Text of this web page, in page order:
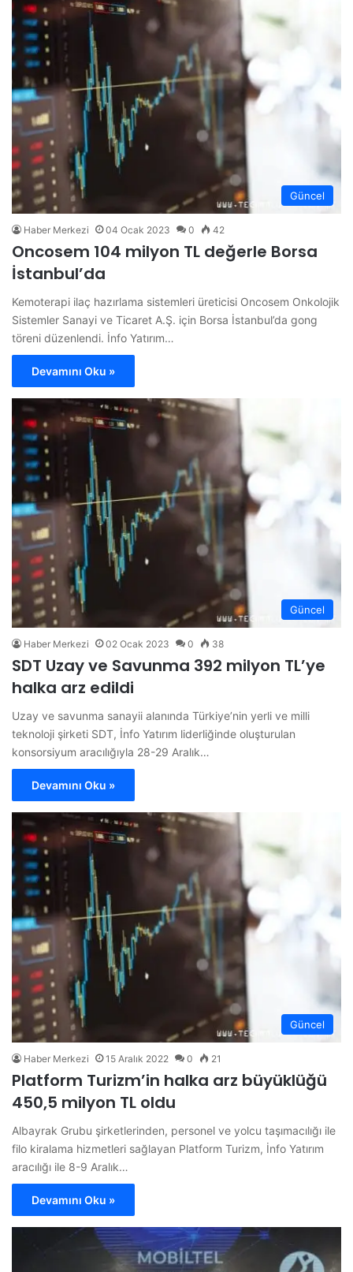
Güncel
Haber Merkezi 04 Ocak 2023 0 42
Oncosem 104 milyon TL değerle Borsa
İstanbul’da
Kemoterapi ilaç hazırlama sistemleri üreticisi Oncosem Onkolojik
Sistemler Sanayi ve Ticaret A.Ş. için Borsa İstanbul’da gong
töreni düzenlendi. İnfo Yatırım…
Devamını Oku »
Güncel
Haber Merkezi 02 Ocak 2023 0 38
SDT Uzay ve Savunma 392 milyon TL’ye
halka arz edildi
Uzay ve savunma sanayii alanında Türkiye’nin yerli ve milli
teknoloji şirketi SDT, İnfo Yatırım liderliğinde oluşturulan
konsorsiyum aracılığıyla 28-29 Aralık…
Devamını Oku »
Güncel
Haber Merkezi 15 Aralık 2022 0 21
Platform Turizm’in halka arz büyüklüğü
450,5 milyon TL oldu
Albayrak Grubu şirketlerinden, personel ve yolcu taşımacılığı ile
filo kiralama hizmetleri sağlayan Platform Turizm, İnfo Yatırım
aracılığı ile 8-9 Aralık…
Devamını Oku »